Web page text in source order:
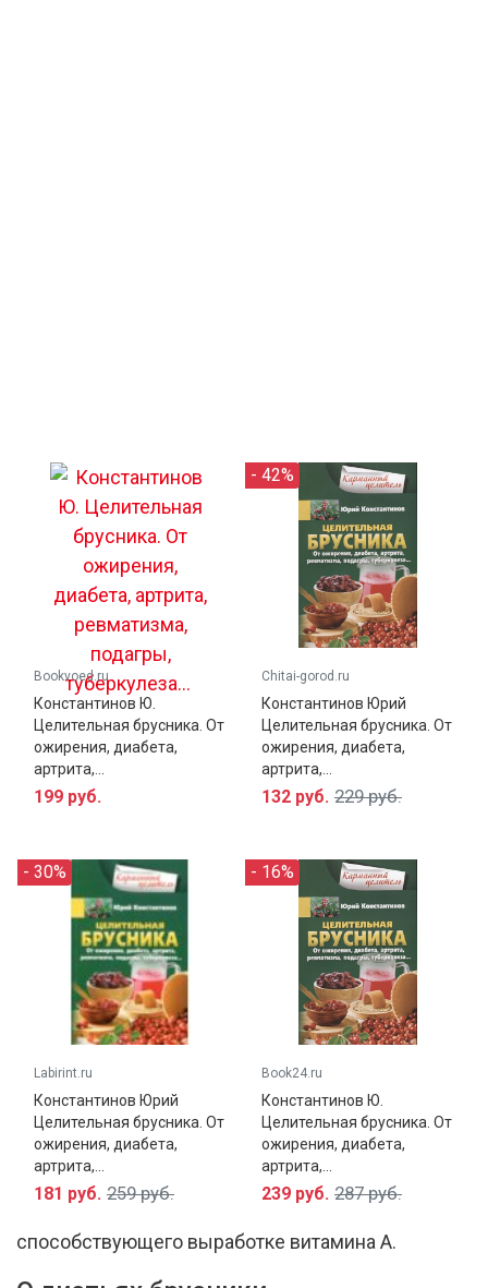
Bookvoed.ru
Константинов Ю.
Целительная брусника. От
ожирения, диабета,
артрита,...
199 руб.
- 42%
Chitai-gorod.ru
Константинов Юрий
Целительная брусника. От
ожирения, диабета,
артрита,...
132 руб. 229 руб.
- 30%
Labirint.ru
Константинов Юрий
Целительная брусника. От
ожирения, диабета,
артрита,...
181 руб. 259 руб.
- 16%
Book24.ru
Константинов Ю.
Целительная брусника. От
ожирения, диабета,
артрита,...
239 руб. 287 руб.
Брусника в декретный период совершенно
безопасна, это кладезь витаминов, минералов,
макро и микроэлементов. В ней много частиц
кальция, фосфора, железа, марганца. Эта ягода
является прекрасным антиоксидантом, так как
способствующего выработке витамина А.